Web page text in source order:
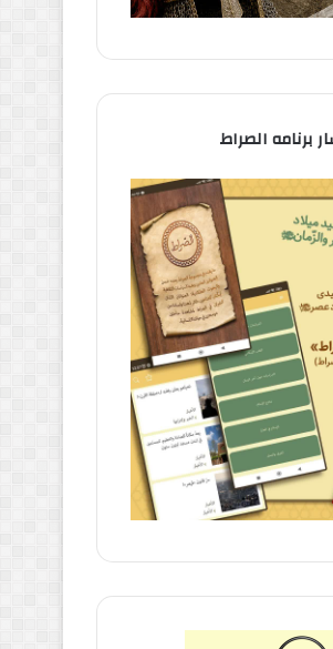
برنامه الصراط